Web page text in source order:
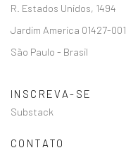
R. Estados Unidos, 1494
Jardim America 01427-001
São Paulo - Brasil
INSCREVA-SE
Substack
CONTATO